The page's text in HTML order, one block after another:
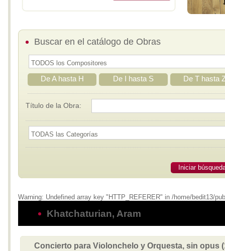
Buscar en el catálogo de Obras
De A hasta H De I hasta S De T hasta
Título de la Obra:
Iniciar
Warning: Undefined array key "HTTP_REFERER" in /home/bedit13/
Khatchaturian, Aram
Concierto para Violonchelo y Orquesta, sin opus